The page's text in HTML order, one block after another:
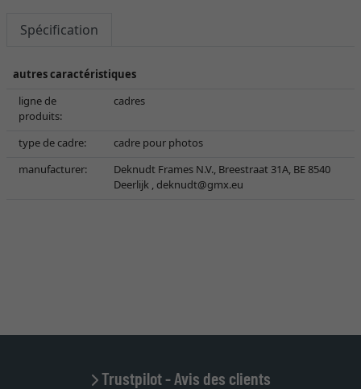
Spécification
autres caractéristiques
ligne de
produits:
cadres
type de cadre:
cadre pour photos
manufacturer:
Deknudt Frames N.V., Breestraat 31A, BE 8540
Deerlijk , deknudt@gmx.eu
Trustpilot - Avis des clients